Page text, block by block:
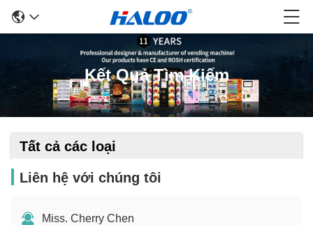
Kết Quả Tìm Kiếm
Tất cả các loại
Liên hệ với chúng tôi
Miss. Cherry Chen